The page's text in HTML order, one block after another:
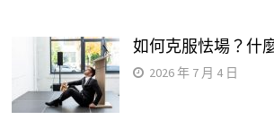
如何克服怯場？什
2026 年 7 月 4 日